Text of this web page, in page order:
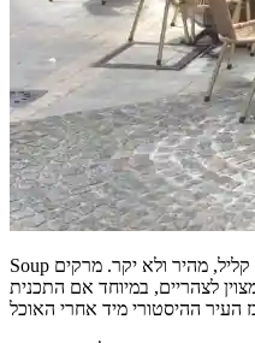
Soup הוא אידיאלי כשאתם רוצים משהו קליל, מהיר ולא יקר. מרקים
לצהריים, במיוחד אם התכנית